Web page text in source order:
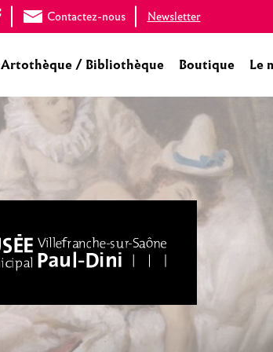
Contactez-nous Newsletter
Artothèque / Bibliothèque Boutique Le